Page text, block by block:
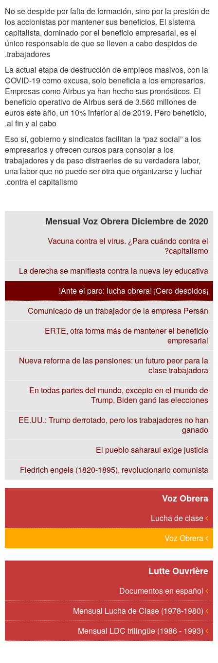
No se despide por falta de formación, sino por la presión de
los accionistas por mantener sus beneficios. El sistema
capitalista, dominado por el beneficio empresarial, es el
único responsable de que se lleven a cabo despidos de
trabajadores.
La actual etapa de destrucción de empleos masivos, con la
COVID-19 como excusa, solo beneficia a los empresarios.
Empresas como Airbus ya han hecho sus pronósticos. El
beneficio operativo de Airbus será de 3.560 millones de
euros este año, un 10% inferior al de 2019. Pero beneficio,
al fin y al cabo.
Eso sí, gobierno y sindicatos facilitan la “paz social” a los
empresarios y ofrecen cursos para consolar a los
trabajadores y de paso distraerles de su verdadera labor,
una labor que no puede ser otra que organizarse y luchar
contra el capitalismo.
Mensual Voz Obrera Diciembre de 2020
Vacuna contra el virus. ¿Para cuándo contra el
capitalismo?
La derecha se manifiesta contra la nueva ley educativa
¡Ante el paro: lucha obrera! ¡Cero despidos!
Comunicado de un trabajador de la empresa Persán
ERTE, otra forma más de mantener el beneficio
empresarial
Nueva reforma de las pensiones: un futuro peor para la
clase trabajadora
En todas partes del mundo, excepto en el mundo de
Trump, Biden ganó las elecciones
EE.UU.: Trump derrotado, pero los trabajadores no han
ganado
El pueblo saharaui exige justicia
Fiedrich engels (1820-1895), revolucionario comunista
Voz Obrera
Lutte Ouvrière